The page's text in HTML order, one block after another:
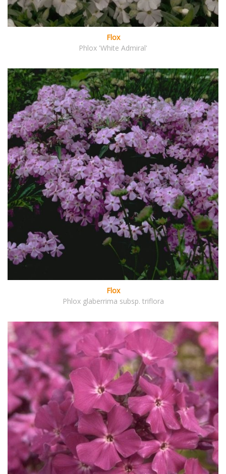
Flox
Phlox 'White Admiral'
Flox
Phlox glaberrima subsp. triflora